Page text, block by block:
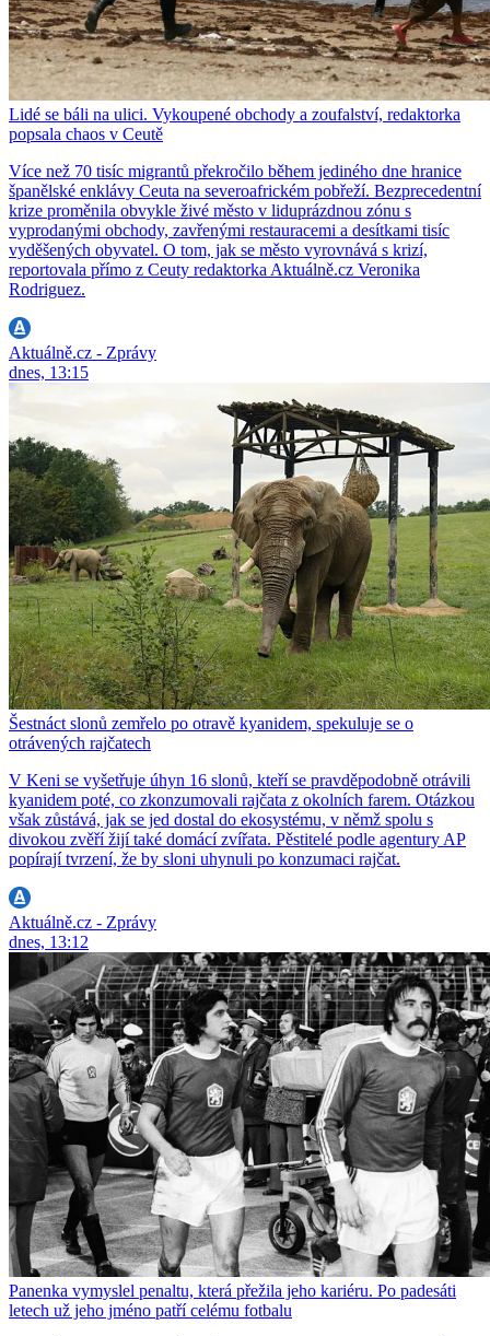
Lidé se báli na ulici. Vykoupené obchody a zoufalství, redaktorka
popsala chaos v Ceutě
Více než 70 tisíc migrantů překročilo během jediného dne hranice
španělské enklávy Ceuta na severoafrickém pobřeží. Bezprecedentní
krize proměnila obvykle živé město v liduprázdnou zónu s
vyprodanými obchody, zavřenými restauracemi a desítkami tisíc
vyděšených obyvatel. O tom, jak se město vyrovnává s krizí,
reportovala přímo z Ceuty redaktorka Aktuálně.cz Veronika
Rodriguez.
Aktuálně.cz - Zprávy
dnes, 13:15
Šestnáct slonů zemřelo po otravě kyanidem, spekuluje se o
otrávených rajčatech
V Keni se vyšetřuje úhyn 16 slonů, kteří se pravděpodobně otrávili
kyanidem poté, co zkonzumovali rajčata z okolních farem. Otázkou
však zůstává, jak se jed dostal do ekosystému, v němž spolu s
divokou zvěří žijí také domácí zvířata. Pěstitelé podle agentury AP
popírají tvrzení, že by sloni uhynuli po konzumaci rajčat.
Aktuálně.cz - Zprávy
dnes, 13:12
Panenka vymyslel penaltu, která přežila jeho kariéru. Po padesáti
letech už jeho jméno patří celému fotbalu